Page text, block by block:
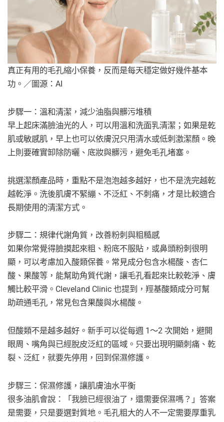
真正有用的毛孔縮小保養，反而是每天穩定做好幾件基本
功。／圖源：AI
步驟一：溫和清潔，減少油脂與髒污堆積
早上起床滿臉油光的人，可以用溫和洗面乳清潔；如果是乾
肌或敏感肌，早上也可以依膚況只用清水或低刺激潔顏。晚
上則要確實卸除防曬、底妝與髒污，避免毛孔堵塞。
挑選潔顏產品時，重點不是泡泡越多越好，也不是洗完越乾
越乾淨。洗後肌膚不緊繃、不泛紅、不刺痛，才是比較適合
長期使用的清潔方式。
步驟二：規律代謝角質，改善粉刺與粗糙感
如果你常覺得臉摸起來粗、粉底不服貼，或鼻頭粉刺很明
顯，可以考慮加入酸類保養。常見成分包含水楊酸、杏仁
酸、果酸等，能幫助角質代謝，讓毛孔看起來比較乾淨、膚
觸比較平滑。Cleveland Clinic 也提到，羥基酸類成分可幫
助疏通毛孔，常見包含果酸與水楊酸。
但酸類不是越多越好。新手可以從每週 1～2 次開始，避開
眼周、嘴角與已經脫皮泛紅的區域。只要出現明顯刺痛、乾
裂、泛紅，就要先停用，回到保濕修護。
步驟三：保濕修護，讓肌膚油水平衡
很多油肌會說：「我臉已經很油了，還需要保濕嗎？」答案
是需要，只是要選對質地。毛孔粗大的人不一定需要厚重乳